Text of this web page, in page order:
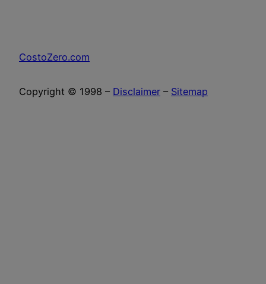
CostoZero.com
Copyright © 1998 – Disclaimer – Sitemap